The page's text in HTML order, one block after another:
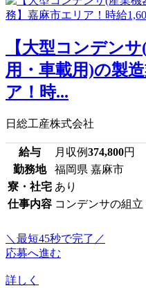
【大型コンデン
用・車載用)の製
ア！時...
日総工産株式会社
給与 月収例374,800円
勤務地
福岡県 嘉麻市
寮・社宅 あり
仕事内容 コンデンサの組
＼最短45秒で完了／
応募へ進む
詳しく